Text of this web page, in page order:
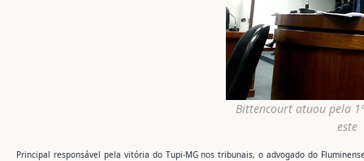
Bittencourt atuou pela
este
Principal responsável pela vitória do Tupi-MG nos tribunais, o advogado do